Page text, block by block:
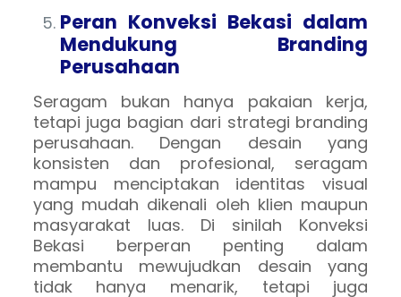
Peran Konveksi Bekasi dalam
Mendukung Branding
Perusahaan
Seragam bukan hanya pakaian kerja,
tetapi juga bagian dari strategi branding
perusahaan. Dengan desain yang
konsisten dan profesional, seragam
mampu menciptakan identitas visual
yang mudah dikenali oleh klien maupun
masyarakat luas. Di sinilah Konveksi
Bekasi berperan penting dalam
membantu mewujudkan desain yang
tidak hanya menarik, tetapi juga